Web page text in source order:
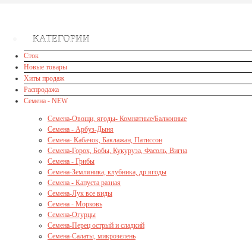
КАТЕГОРИИ
Сток
Новые товары
Хиты продаж
Распродажа
Семена - NEW
Семена-Овощи, ягоды- Комнатные/Балконные
Семена - Арбуз-Дыня
Семена- Кабачок, Баклажан, Патиссон
Семена-Горох, Бобы, Кукуруза, Фасоль, Вигна
Семена - Грибы
Семена-Земляника, клубника, др.ягоды
Семена - Капуста разная
Семена-Лук все виды
Семена - Морковь
Семена-Огурцы
Семена-Перец острый и сладкий
Семена-Салаты, микрозелень